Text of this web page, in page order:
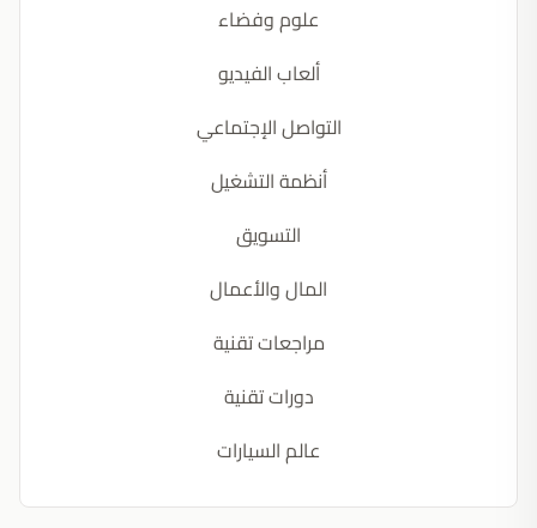
علوم وفضاء
ألعاب الفيديو
التواصل الإجتماعي
أنظمة التشغيل
التسويق
المال والأعمال
مراجعات تقنية
دورات تقنية
عالم السيارات